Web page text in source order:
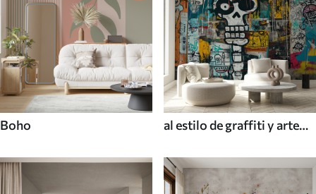
Boho
al estilo de graffiti y arte